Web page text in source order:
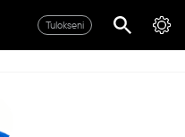
Tulokseni